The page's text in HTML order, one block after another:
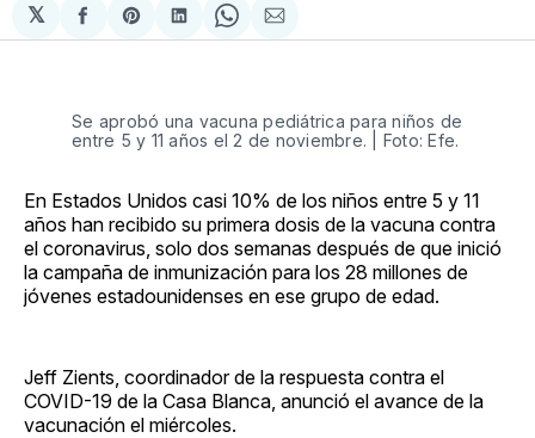
𝕏
Compartir
en
Share
on
Compartir
en
Share
on
Compartir
via
Se aprobó una vacuna pediátrica para niños de
entre 5 y 11 años el 2 de noviembre. | Foto: Efe.
En Estados Unidos casi 10% de los niños entre 5 y 11
años han recibido su primera dosis de la vacuna contra
el coronavirus, solo dos semanas después de que inició
la campaña de inmunización para los 28 millones de
jóvenes estadounidenses en ese grupo de edad.
Jeff Zients, coordinador de la respuesta contra el
COVID-19 de la Casa Blanca, anunció el avance de la
vacunación el miércoles.